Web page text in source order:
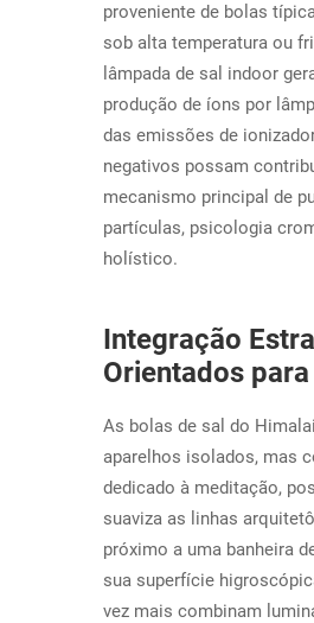
proveniente de bolas
sob alta temperatura ou
lâmpada de sal indoor
produção de íons por
das emissões de
negativos possam
mecanismo principal de
partículas, psicologia
holístico.
Integração
Orientados
As bolas de sal do
aparelhos isolados, mas
dedicado à meditação,
suaviza as linhas
próximo a uma banheira
sua superfície
vez mais combinam